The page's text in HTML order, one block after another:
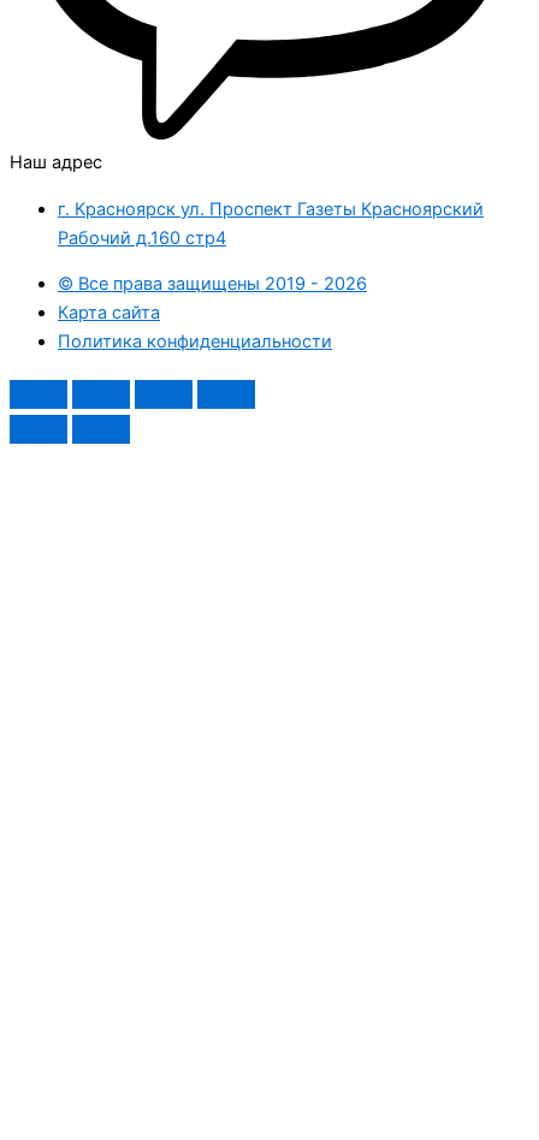
Наш адрес
г. Красноярск ул. Проспект Газеты Красноярский
Рабочий д.160 стр4
© Все права защищены 2019 - 2026
Карта сайта
Политика конфиденциальности